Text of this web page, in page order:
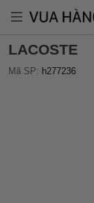
LACOSTE
Mã SP: h277236